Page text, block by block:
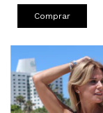
Comprar